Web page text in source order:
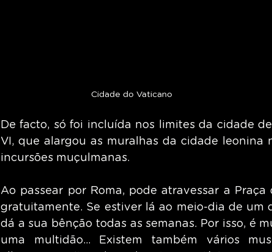
Cidade do Vaticano
De facto, só foi incluída nos limites da cidade
VI, que alargou as muralhas da cidade leonina
incursões muçulmanas.
Ao passear por Roma, pode atravessar a
gratuitamente. Se estiver lá ao meio-dia de um
dá a sua bênção todas as semanas. Por isso, é
uma multidão... Existem também vários